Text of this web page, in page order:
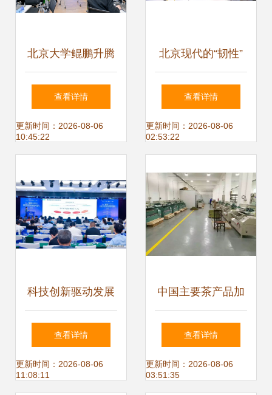
北京大学鲲鹏升腾
科教创新卓越中心
特训营圆满举办，
开发新生态
查看详情
更新时间：2026-08-06
10:45:22
北京现代的“韧性”
以软件技术开发为
引擎的转型之路
查看详情
更新时间：2026-08-06
02:53:22
科技创新驱动发展
菏泽高新区加速布
局功能性食品产业
查看详情
更新时间：2026-08-06
11:08:11
中国主要茶产品加
工技术的现状与发
展趋势探析
查看详情
更新时间：2026-08-06
03:51:35